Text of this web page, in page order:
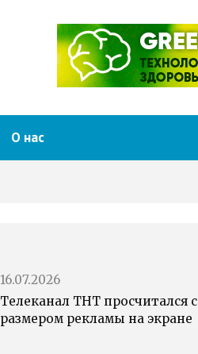
О нас
16.07.2026
Телеканал ТНТ просчитался с
размером рекламы на экране